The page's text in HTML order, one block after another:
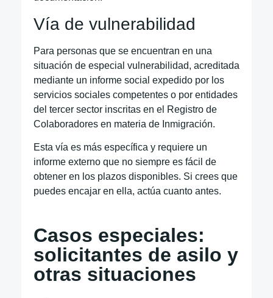
Vía de vulnerabilidad
Para personas que se encuentran en una
situación de especial vulnerabilidad, acreditada
mediante un informe social expedido por los
servicios sociales competentes o por entidades
del tercer sector inscritas en el Registro de
Colaboradores en materia de Inmigración.
Esta vía es más específica y requiere un
informe externo que no siempre es fácil de
obtener en los plazos disponibles. Si crees que
puedes encajar en ella, actúa cuanto antes.
Casos especiales:
solicitantes de asilo y
otras situaciones